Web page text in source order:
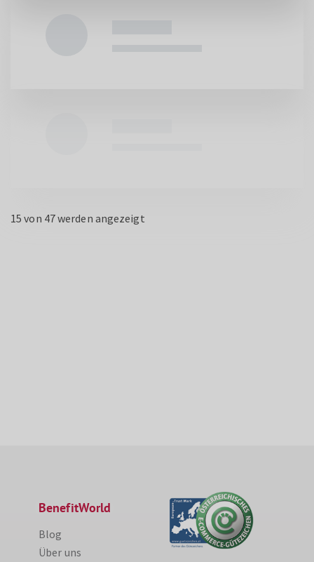
WEITERE LADEN
15 von 47 werden angezeigt
BenefitWorld
Blog
Über uns